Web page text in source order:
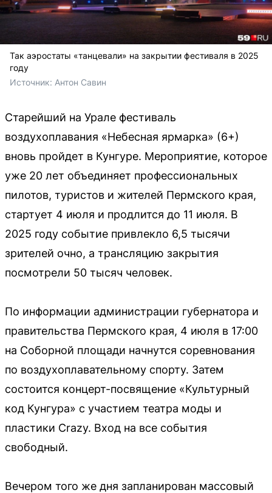
Так аэростаты «танцевали» на закрытии фестиваля в 2025
году
Источник: Антон Савин
Старейший на Урале фестиваль
воздухоплавания «Небесная ярмарка» (6+)
вновь пройдет в Кунгуре. Мероприятие, которое
уже 20 лет объединяет профессиональных
пилотов, туристов и жителей Пермского края,
стартует 4 июля и продлится до 11 июля. В
2025 году событие привлекло 6,5 тысячи
зрителей очно, а трансляцию закрытия
посмотрели 50 тысяч человек.
По информации администрации губернатора и
правительства Пермского края, 4 июля в 17:00
на Соборной площади начнутся соревнования
по воздухоплавательному спорту. Затем
состоится концерт-посвящение «Культурный
код Кунгура» с участием театра моды и
пластики Crazy. Вход на все события
свободный.
Вечером того же дня запланирован массовый